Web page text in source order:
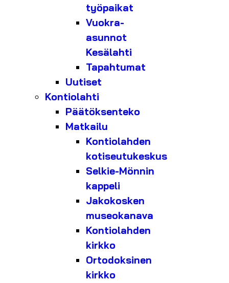
työpaikat
Vuokra-
asunnot
Kesälahti
Tapahtumat
Uutiset
Kontiolahti
Päätöksenteko
Matkailu
Kontiolahden
kotiseutukeskus
Selkie-Mönnin
kappeli
Jakokosken
museokanava
Kontiolahden
kirkko
Ortodoksinen
kirkko